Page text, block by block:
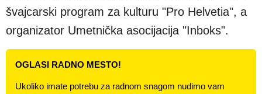
švajcarski program za kulturu "Pro Helvetia", a
organizator Umetnička asocijacija "Inboks".
OGLASI RADNO MESTO!
Ukoliko imate potrebu za radnom snagom nudimo vam